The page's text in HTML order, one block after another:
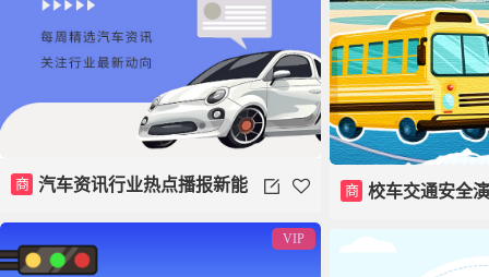
商 汽车资讯行业热点播报新能
源模板
商 校车交通安全
VIP